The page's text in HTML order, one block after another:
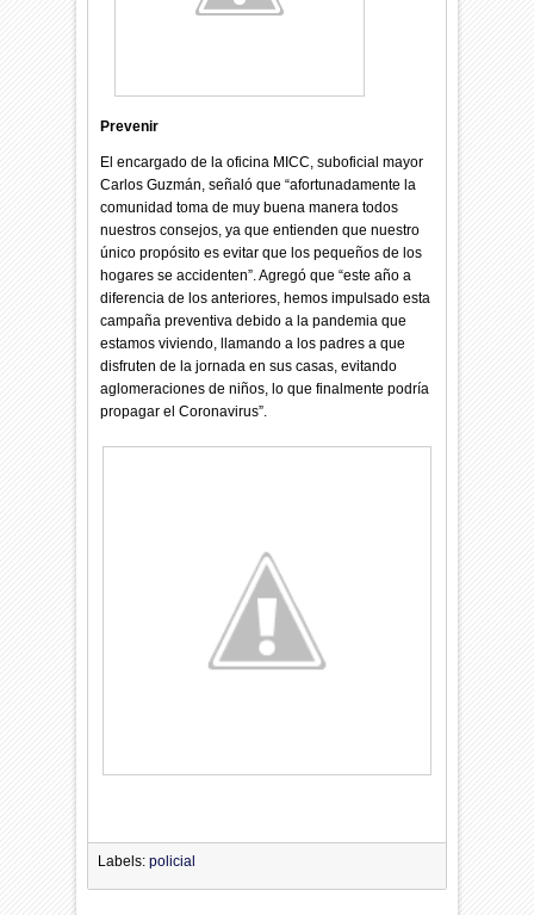
Prevenir
El encargado de la oficina MICC, suboficial mayor
Carlos Guzmán, señaló que “afortunadamente la
comunidad toma de muy buena manera todos
nuestros consejos, ya que entienden que nuestro
único propósito es evitar que los pequeños de los
hogares se accidenten”. Agregó que “este año a
diferencia de los anteriores, hemos impulsado esta
campaña preventiva debido a la pandemia que
estamos viviendo, llamando a los padres a que
disfruten de la jornada en sus casas, evitando
aglomeraciones de niños, lo que finalmente podría
propagar el Coronavirus”.
Labels:policial